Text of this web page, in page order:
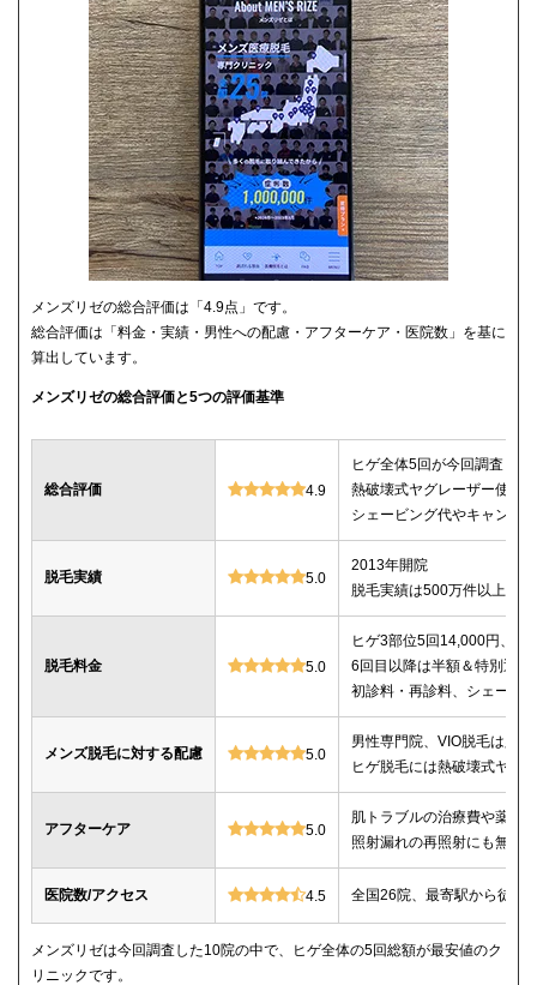
メンズリゼの総合評価は「4.9点」です。
総合評価は「料金・実績・男性への配慮・アフターケア・医院数」を基に
算出しています。
メンズリゼの総合評価と5つの評価基準
総合評価 4.9
ヒゲ全体5回が今回調査し
熱破壊式ヤグレーザー使用
シェービング代やキャンセ
脱毛実績 5.0
2013年開院
脱毛実績は500万件以上
脱毛料金 5.0
ヒゲ3部位5回14,000円、ヒ
6回目以降は半額＆特別返
初診料・再診料、シェービ
メンズ脱毛に対する配慮 5.0
男性専門院、VIO脱毛は必
ヒゲ脱毛には熱破壊式ヤグ
アフターケア 5.0
肌トラブルの治療費や薬代
照射漏れの再照射にも無料
医院数/アクセス 4.5 全国26院、最寄駅から徒歩
メンズリゼは今回調査した10院の中で、ヒゲ全体の5回総額が最安値のク
リニックです。